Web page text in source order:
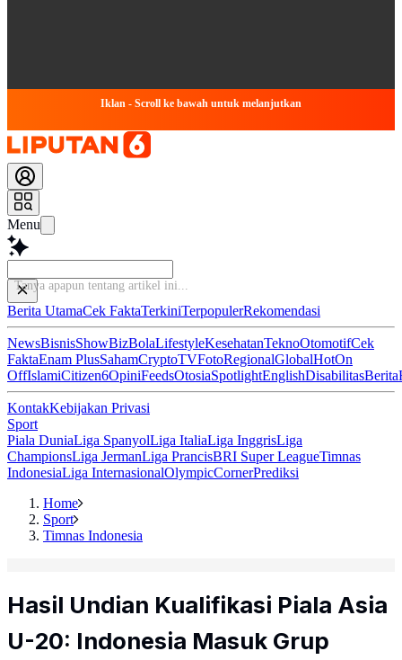
Iklan - Scroll ke bawah untuk melanjutkan
Menu
Ba
Berita UtamaCek FaktaTerkiniTerpopulerRekomendasi
NewsBisnisShowBizBolaLifestyleKesehatanTeknoOtomotifCek
FaktaEnam PlusSahamCryptoTVFotoRegionalGlobalHotOn
OffIslamiCitizen6OpiniFeedsOtosiaSpotlightEnglishDisabilitasBerita
KontakKebijakan Privasi
Sport
Piala DuniaLiga SpanyolLiga ItaliaLiga InggrisLiga
ChampionsLiga JermanLiga PrancisBRI Super LeagueTimnas
IndonesiaLiga InternasionalOlympicCornerPrediksi
Home
Sport
Timnas Indonesia
Hasil Undian Kualifikasi Piala Asia
U-20: Indonesia Masuk Grup